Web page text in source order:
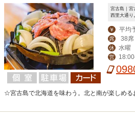
宮古島｜宮
西里大通り
￥ 平均
席 38席
休 水曜
営
☆宮古島で北海道を味わう。北と南が楽しめ